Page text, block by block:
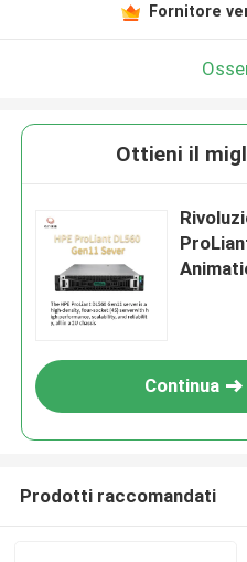
Fornitore
Ottieni il
Continua
Prodotti raccomandati